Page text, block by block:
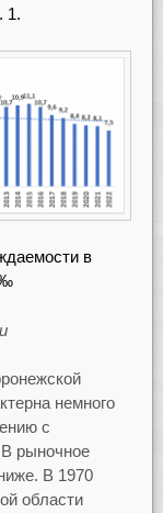
1.
в
‰
немного
с
В рыночное
В 1970
области